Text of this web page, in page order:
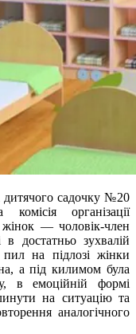
дитячого садочку №20
організації
жінок — чоловік-член
в достатньо зухвалій
на підлозі жінки
а під килимом була
в емоційній формі
на ситуацію та
аналогічного